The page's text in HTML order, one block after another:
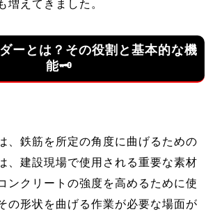
増えてきました。
ーとは？その役割と基本的な機
能🗝
、鉄筋を所定の角度に曲げるための
、建設現場で使用される重要な素材
ンクリートの強度を高めるために使
の形状を曲げる作業が必要な場面が